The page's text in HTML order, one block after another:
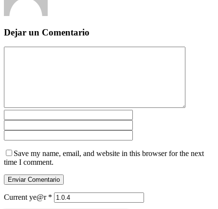
Dejar un Comentario
Save my name, email, and website in this browser for the next
time I comment.
Current ye@r *